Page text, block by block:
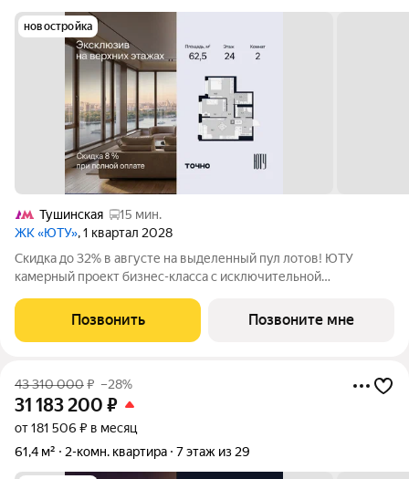
новостройка
Тушинская
15 мин.
ЖК «ЮТУ», 1 квартал 2028
Скидка до 32% в августе на выделенный пул лотов! ЮТУ
камерный проект бизнес-класса с исключительной
благоустроенной набережной канала имени Москвы. Проект
создает идеальный баланс жизни в
Позвонить Позвоните мне
43 310 000₽ –28%
31 183 200 ₽
от 181 506 ₽ в месяц
61,4 м²
2-комн. квартира 7 этаж из 29